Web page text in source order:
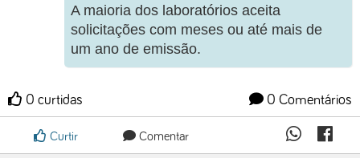
A maioria dos laboratórios aceita
solicitações com meses ou até mais de
um ano de emissão.
0 Comentários
0 curtidas
Curtir Comentar